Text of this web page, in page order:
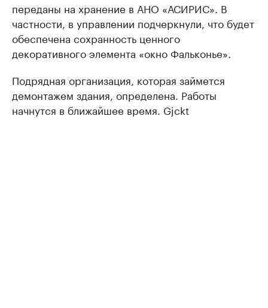
переданы на хранение в АНО «АСИРИС». В
частности, в управлении подчеркнули, что будет
обеспечена сохранность ценного
декоративного элемента «окно Фальконье».
Подрядная организация, которая займется
демонтажем здания, определена. Работы
начнутся в ближайшее время. Gjckt